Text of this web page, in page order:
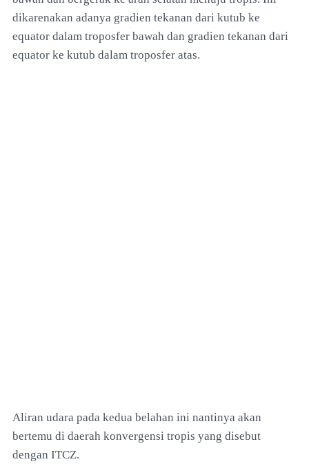
dikarenakan adanya gradien tekanan dari kutub ke
equator dalam troposfer bawah dan gradien tekanan dari
equator ke kutub dalam troposfer atas.
Aliran udara pada kedua belahan ini nantinya akan
bertemu di daerah konvergensi tropis yang disebut
dengan ITCZ.